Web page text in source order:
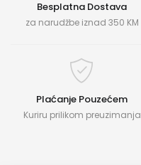
Besplatna Dostava
za narudžbe iznad 350 KM
Plaćanje Pouzećem
Kuriru prilikom preuzimanja